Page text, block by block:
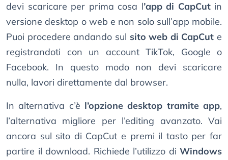
devi scaricare per prima cosa l’app di CapCutin
versione desktop o web e non solo sull’app mobile.
Puoi procedere andando sul sito web di CapCut e
registrandoti con un account TikTok, Google o
Facebook. In questo modo non devi scaricare
nulla, lavori direttamente dal browser.
In alternativa c’è l’opzione desktop tramite app,
l’alternativa migliore per l’editing avanzato. Vai
ancora sul sito di CapCut e premi il tasto per far
partire il download. Richiede l’utilizzo di Windows